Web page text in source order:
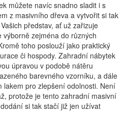
můžete navíc snadno sladit i s
z masivního dřeva a vytvořit si tak
představ, ať už zařizuje
zejména do různých
toho poslouží jako praktický
či hospody. Zahradní nábytek
úpravou v podobě nátěru
barevného vzorníku, a dále
lakem pro zlepšení odolnosti. Není
protože je tento zahradní masivní
si tak stačí již jen užívat